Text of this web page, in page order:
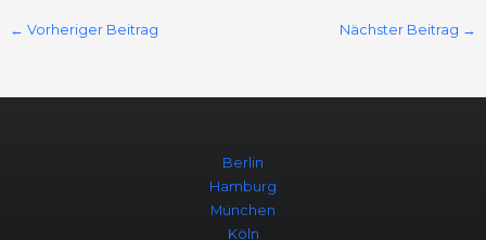
← Vorheriger Beitrag Nächster Beitrag →
Berlin
Hamburg
München
Köln